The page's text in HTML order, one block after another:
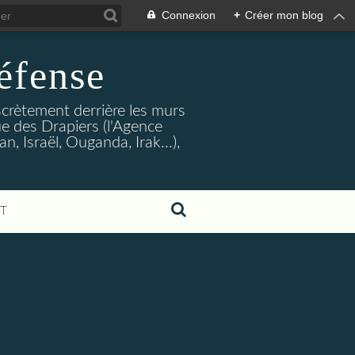
Connexion + Créer mon blog
derrière les murs
des Drapiers (l'Agence
Israël, Ouganda, Irak...),